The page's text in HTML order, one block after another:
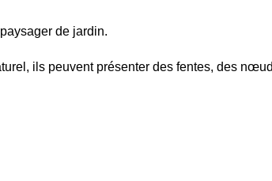
de jardin.
ils peuvent présenter des fentes, des